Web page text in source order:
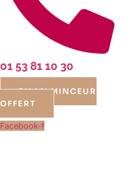
01 53 81 10 30
BILAN MINCEUR
OFFERT
Facebook-f